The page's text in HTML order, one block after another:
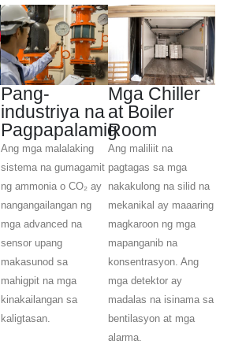
Pang-
industriya na
Pagpapalamig
Ang mga malalaking
sistema na gumagamit
ng ammonia o CO₂ ay
nangangailangan ng
mga advanced na
sensor upang
makasunod sa
mahigpit na mga
kinakailangan sa
kaligtasan.
Mga Chiller
at Boiler
Room
Ang maliliit na
pagtagas sa mga
nakakulong na silid na
mekanikal ay maaaring
magkaroon ng mga
mapanganib na
konsentrasyon. Ang
mga detektor ay
madalas na isinama sa
bentilasyon at mga
alarma.